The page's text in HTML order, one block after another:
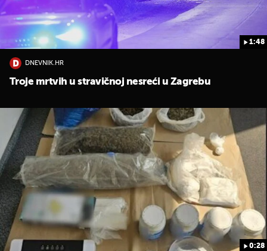
1:48
DNEVNIK.HR
Troje mrtvih u stravičnoj nesreći u Zagrebu
0:28